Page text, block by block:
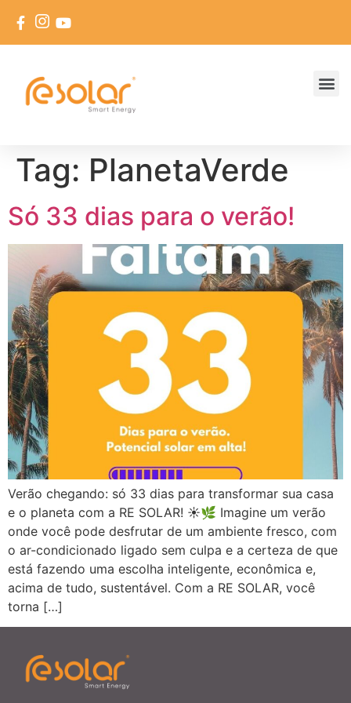
Tag: PlanetaVerde
Só 33 dias para o verão!
Verão chegando: só 33 dias para transformar sua casa
e o planeta com a RE SOLAR! ☀️🌿 Imagine um verão
onde você pode desfrutar de um ambiente fresco, com
o ar-condicionado ligado sem culpa e a certeza de que
está fazendo uma escolha inteligente, econômica e,
acima de tudo, sustentável. Com a RE SOLAR, você
torna […]